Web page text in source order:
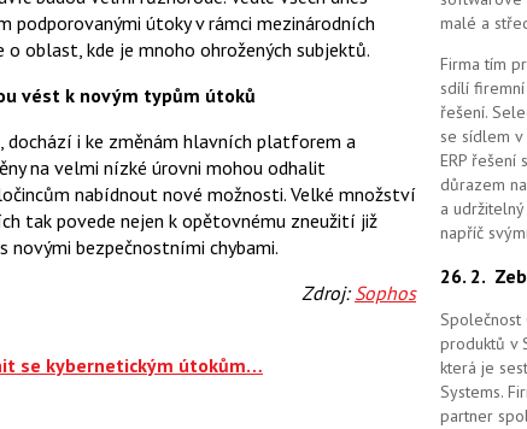
podporovanými útoky v rámci mezinárodních
oblast, kde je mnoho ohrožených subjektů.
vést k novým typům útoků
i ke změnám hlavních platforem a
na velmi nízké úrovni mohou odhalit
nabídnout nové možnosti. Velké množství
tak povede nejen k opětovnému zneužití již
novými bezpečnostními chybami.
Zdroj: Sophos
se kybernetickým útokům…
malé a
Firma tím
sdílí firemní
řešení.
se sídlem v
ERP řešení
důrazem
a
napříč
26. 2.
Společnost
produktů v
která je
Systems.
partner